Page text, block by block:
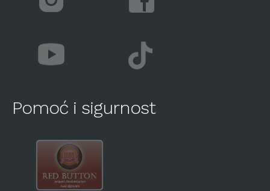
Pomoć i sigurnost